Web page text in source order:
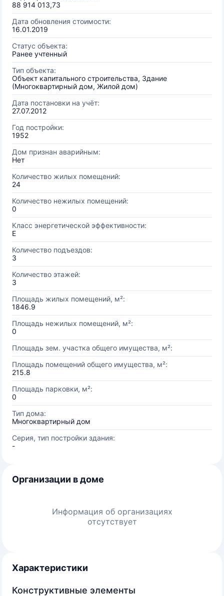
88 914 013,73
Дата обновления стоимости:
16.01.2019
Статус объекта:
Ранее учтенный
Тип объекта:
Объект капитального строительства, Здание
(Многоквартирный дом, Жилой дом)
Дата постановки на учёт:
27.07.2012
Год постройки:
1952
Дом признан аварийным:
Нет
Количество жилых помещений:
24
Количество нежилых помещений:
0
Класс энергетической эффективности:
E
Количество подъездов:
3
Количество этажей:
3
Площадь жилых помещений, м²:
1846.9
Площадь нежилых помещений, м²:
0
Площадь зем. участка общего имущества, м²:
Площадь помещений общего имущества, м²:
215.8
Площадь парковки, м²:
0
Тип дома:
Многоквартирный дом
Серия, тип постройки здания:
-
Организации в доме
Информация об организациях
отсутствует
Характеристики
Конструктивные элементы